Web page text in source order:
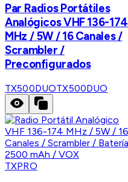
Par Radios Portátiles
Analógicos VHF 136-174
MHz / 5W / 16 Canales /
Scrambler /
Preconfigurados
TX500DUOTX500DUO
TXPRO